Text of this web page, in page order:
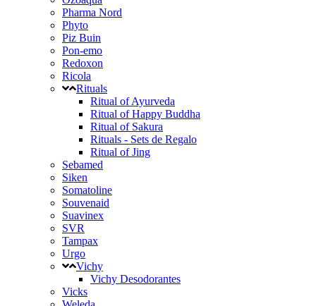
Pharma Nord
Phyto
Piz Buin
Pon-emo
Redoxon
Ricola
Rituals
Ritual of Ayurveda
Ritual of Happy Buddha
Ritual of Sakura
Rituals - Sets de Regalo
Ritual of Jing
Sebamed
Siken
Somatoline
Souvenaid
Suavinex
SVR
Tampax
Urgo
Vichy
Vichy Desodorantes
Vicks